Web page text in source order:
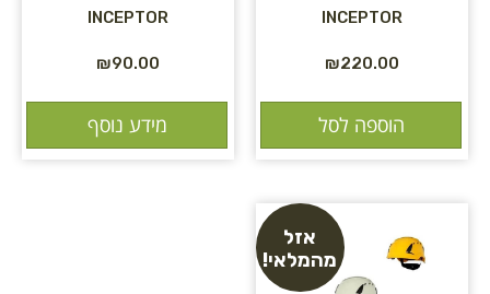
INCEPTOR
₪220.00
הוספה לסל
INCEPTOR
₪90.00
מידע נוסף
אזל
מהמלאי!